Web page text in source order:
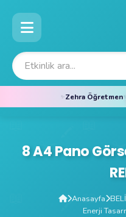
✨Zehra Öğretmen
8 A4 Pano
Anasayfa
Enerji